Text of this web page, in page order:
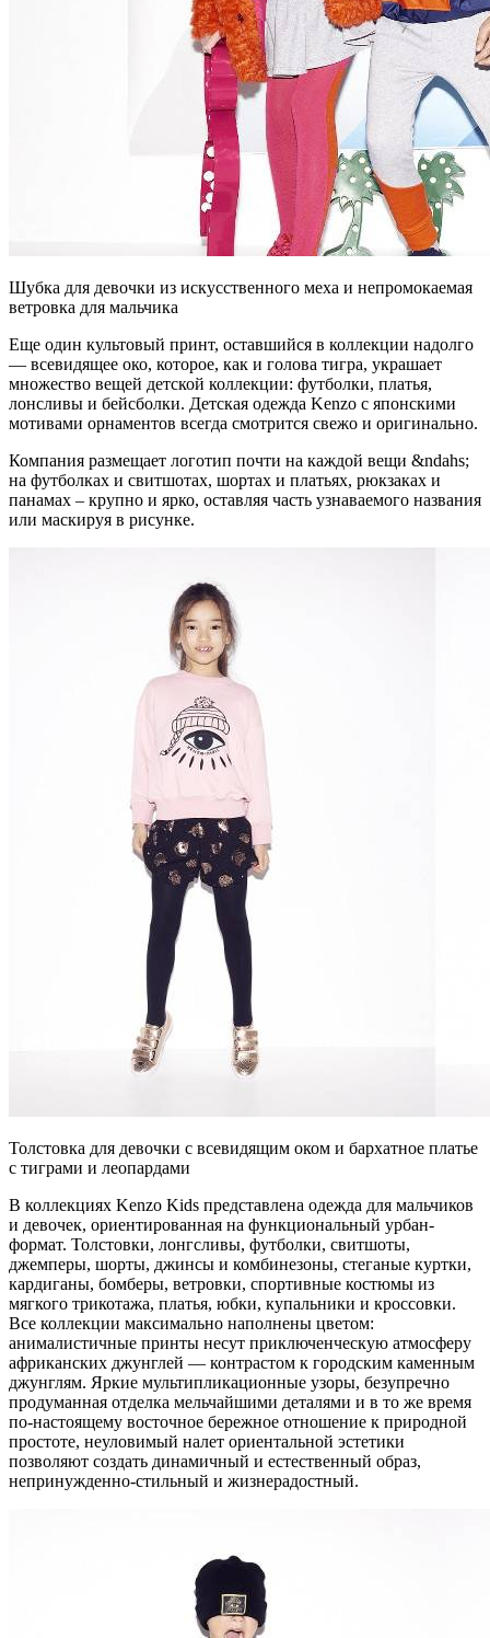
Шубка для девочки из искусственного меха и непромокаемая
ветровка для мальчика
Еще один культовый принт, оставшийся в коллекции надолго
— всевидящее око, которое, как и голова тигра, украшает
множество вещей детской коллекции: футболки, платья,
лонсливы и бейсболки. Детская одежда Kenzo с японскими
мотивами орнаментов всегда смотрится свежо и оригинально.
Компания размещает логотип почти на каждой вещи &ndahs;
на футболках и свитшотах, шортах и платьях, рюкзаках и
панамах – крупно и ярко, оставляя часть узнаваемого названия
или маскируя в рисунке.
Толстовка для девочки с всевидящим оком и бархатное платье
с тиграми и леопардами
В коллекциях Kenzo Kids представлена одежда для мальчиков
и девочек, ориентированная на функциональный урбан-
формат. Толстовки, лонгсливы, футболки, свитшоты,
джемперы, шорты, джинсы и комбинезоны, стеганые куртки,
кардиганы, бомберы, ветровки, спортивные костюмы из
мягкого трикотажа, платья, юбки, купальники и кроссовки.
Все коллекции максимально наполнены цветом:
анималистичные принты несут приключенческую атмосферу
африканских джунглей — контрастом к городским каменным
джунглям. Яркие мультипликационные узоры, безупречно
продуманная отделка мельчайшими деталями и в то же время
по-настоящему восточное бережное отношение к природной
простоте, неуловимый налет ориентальной эстетики
позволяют создать динамичный и естественный образ,
непринужденно-стильный и жизнерадостный.